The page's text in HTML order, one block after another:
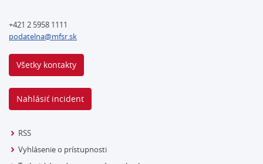
+421 2 5958 1111
podatelna@mfsr.sk
Všetky kontakty
Nahlásiť incident
RSS
Vyhlásenie o prístupnosti